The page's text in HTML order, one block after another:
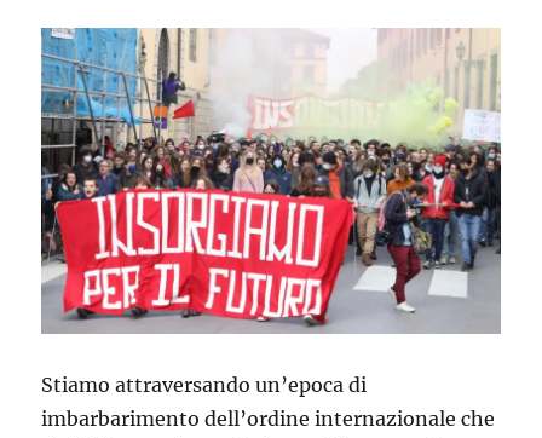
Stiamo attraversando un’epoca di
imbarbarimento dell’ordine internazionale che